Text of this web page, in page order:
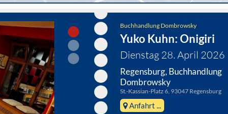
Buchhandlung Dombrowsky
Yuko Kuhn: Onigiri
Dienstag 28. April 2026
Regensburg, Buchhandlung
Dombrowsky
St.-Kassian-Platz 6, 93047 Regensburg
Anfahrt ...